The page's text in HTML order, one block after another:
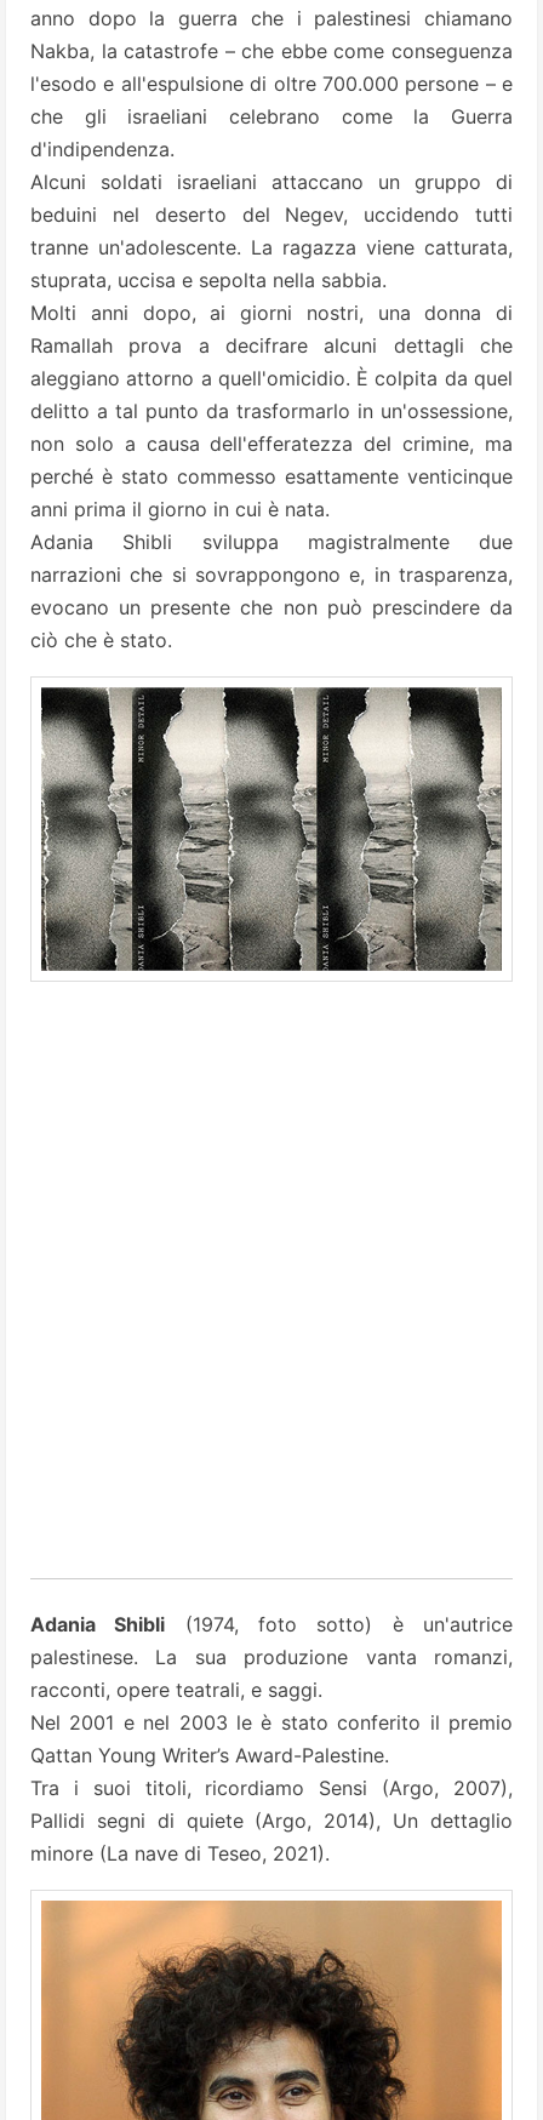
anno dopo la guerra che i palestinesi chiamano
Nakba, la catastrofe – che ebbe come conseguenza
l'esodo e all'espulsione di oltre 700.000 persone – e
che gli israeliani celebrano come la Guerra
d'indipendenza.
Alcuni soldati israeliani attaccano un gruppo di
beduini nel deserto del Negev, uccidendo tutti
tranne un'adolescente. La ragazza viene catturata,
stuprata, uccisa e sepolta nella sabbia.
Molti anni dopo, ai giorni nostri, una donna di
Ramallah prova a decifrare alcuni dettagli che
aleggiano attorno a quell'omicidio. È colpita da quel
delitto a tal punto da trasformarlo in un'ossessione,
non solo a causa dell'efferatezza del crimine, ma
perché è stato commesso esattamente venticinque
anni prima il giorno in cui è nata.
Adania Shibli sviluppa magistralmente due
narrazioni che si sovrappongono e, in trasparenza,
evocano un presente che non può prescindere da
ciò che è stato.
Adania Shibli (1974, foto sotto) è un'autrice
palestinese. La sua produzione vanta romanzi,
racconti, opere teatrali, e saggi.
Nel 2001 e nel 2003 le è stato conferito il premio
Qattan Young Writer’s Award-Palestine.
Tra i suoi titoli, ricordiamo Sensi (Argo, 2007),
Pallidi segni di quiete (Argo, 2014), Un dettaglio
minore (La nave di Teseo, 2021).